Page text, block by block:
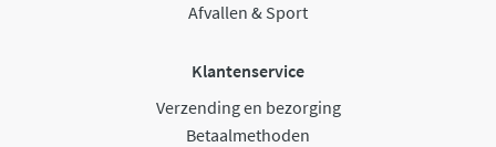
Afvallen & Sport
Klantenservice
Verzending en bezorging
Betaalmethoden